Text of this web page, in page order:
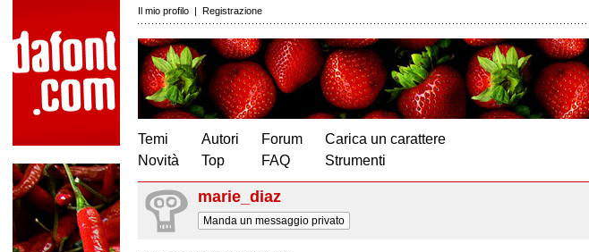
Il mio profilo | Registrazione
Temi
Novità
Autori
Top
Forum
FAQ
Carica un carattere
Strumenti
marie_diaz
Manda un messaggio privato